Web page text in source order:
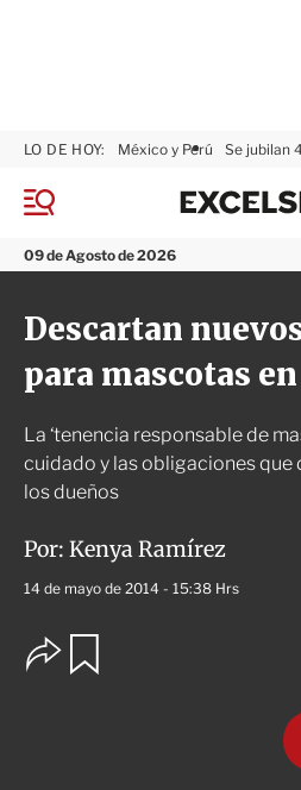
M
n
ú
09 de Agosto de 2026
LO DE HOY: México y Perú Se jubilan
Descartan
para mascotas
La ‘tenencia responsable de
cuidado y las obligaciones que
los dueños
Por: Kenya Ramírez
14 de mayo de 2014 - 15:38 Hrs
O
p